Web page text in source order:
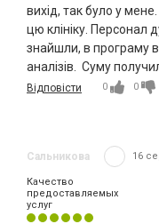
вихід, так було у
цю клініку. Персонал
знайшли, в програму
аналізів. Суму
Відповісти 0 0
Сальникова 16
Качество
предоставляемых
услуг